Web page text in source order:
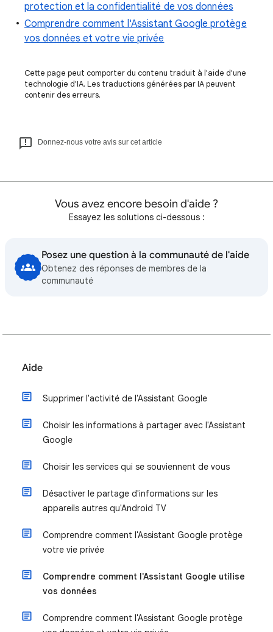
protection et la confidentialité de vos données
Comprendre comment l'Assistant Google protège
vos données et votre vie privée
Cette page peut comporter du contenu traduit à l'aide d'une
technologie d'IA. Les traductions générées par IA peuvent
contenir des erreurs.
Donnez-nous votre avis sur cet article
Vous avez encore besoin d'aide ?
Essayez les solutions ci-dessous :
Posez une question à la communauté de l'aide
Obtenez des réponses de membres de la
communauté
Aide
Supprimer l'activité de l'Assistant Google
Choisir les informations à partager avec l'Assistant
Google
Choisir les services qui se souviennent de vous
Désactiver le partage d'informations sur les
appareils autres qu'Android TV
Comprendre comment l'Assistant Google protège
votre vie privée
Comprendre comment l'Assistant Google utilise
vos données
Comprendre comment l'Assistant Google protège